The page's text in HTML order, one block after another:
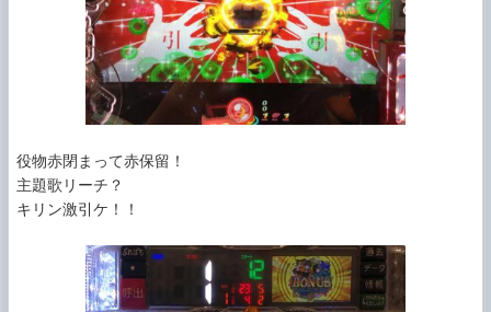
役物赤閉まって赤保留！
主題歌リーチ？
キリン激引ケ！！